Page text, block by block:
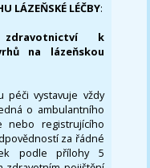
LÁZEŇSKÉ LÉČBY:
zdravotnictví k
na lázeňskou
péči vystavuje vždy
o ambulantního
nebo registrujícího
za řádné
podle přílohy 5